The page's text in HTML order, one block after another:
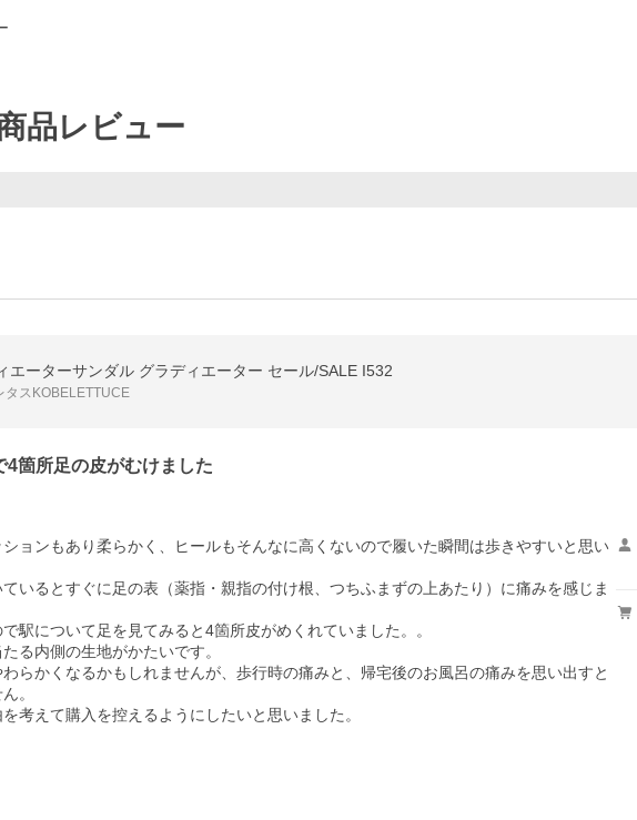
品レビュー
エーターサンダル グラディエーター セール/SALE I532
タスKOBELETTUCE
4箇所足の皮がむけました
ョンもあり柔らかく、ヒールもそんなに高くないので履いた瞬間は歩きやすいと思い
いるとすぐに足の表（薬指・親指の付け根、つちふまずの上あたり）に痛みを感じま
駅について足を見てみると4箇所皮がめくれていました。。
る内側の生地がかたいです。
らかくなるかもしれませんが、歩行時の痛みと、帰宅後のお風呂の痛みを思い出すと
。
考えて購入を控えるようにしたいと思いました。